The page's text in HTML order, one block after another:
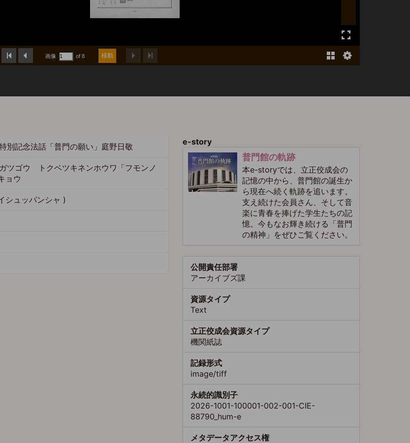
別記念法話「普門の願い」庭野日敬
ツゴウ トクベツキネンホウワ「フモンノ
ョウ
シュッパンシャ )
e-story
普門館の軌跡
本e-storyでは、立正佼成会の
記憶の中から、普門館の誕生か
ら現在へ続く軌跡を追います。
支え続けた会員さん、そして音
楽に青春を捧げた学生たちの記
憶。今もなお輝き続ける「普門
の精神」をぜひご覧ください。
公開責任部署
アーカイブズ課
資源タイプ
Text
立正佼成会資源タイプ
機関紙誌
記録形式
image/tiff
永続的識別子
2026-1001-100001-002-001-CIE-
88790_hum-e
メタデータアクセス権